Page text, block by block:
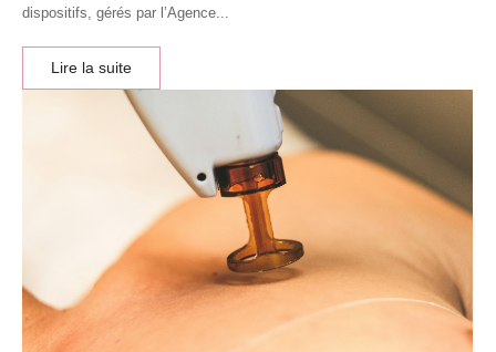
dispositifs, gérés par l’Agence...
Lire la suite